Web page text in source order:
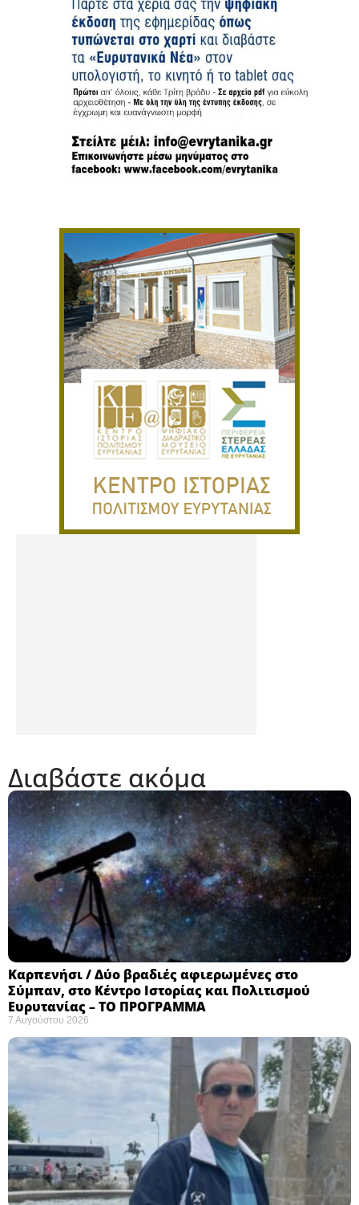
Διαβάστε ακόμα
Καρπενήσι / Δύο βραδιές αφιερωμένες στο
Σύμπαν, στο Κέντρο Ιστορίας και Πολιτισμού
Ευρυτανίας – ΤΟ ΠΡΟΓΡΑΜΜΑ
7 Αυγούστου 2026